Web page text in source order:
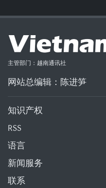
主管部门：越南通讯社
网站总编辑：陈进笋
知识产权
RSS
语言
新闻服务
联系